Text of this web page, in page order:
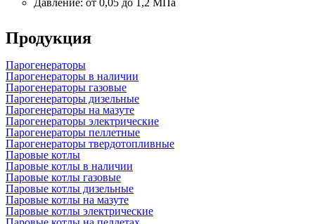
Продукция
Парогенераторы
Парогенераторы в наличии
Парогенераторы газовые
Парогенераторы дизельные
Парогенераторы на мазуте
Парогенераторы электрические
Парогенераторы пеллетные
Парогенераторы твердотопливные
Паровые котлы
Паровые котлы в наличии
Паровые котлы газовые
Паровые котлы дизельные
Паровые котлы на мазуте
Паровые котлы электрические